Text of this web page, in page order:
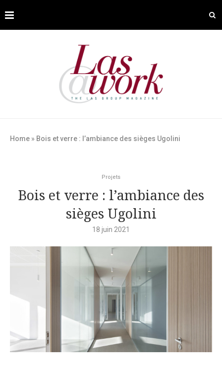
Home » Bois et verre : l’ambiance des sièges Ugolini
Projets
Bois et verre : l’ambiance des
sièges Ugolini
18 juin 2021